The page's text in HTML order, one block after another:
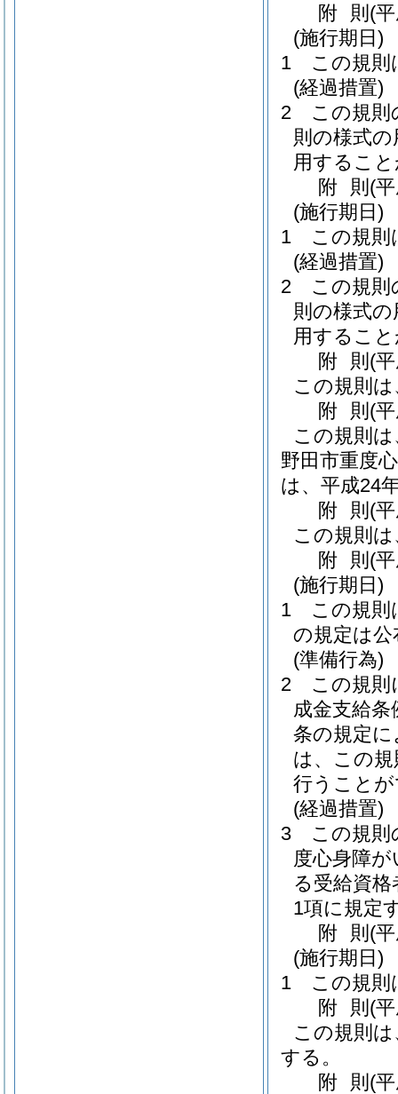
附 則 (
(施行期日)
1
この規則
(経過措置)
2
この規則
則の様式
用するこ
附 則 (
(施行期日)
1
この規則
(経過措置)
2
この規則
則の様式
用するこ
附 則 (
この規則
附 則 (
この規則
野田市重度
は、平成24
附 則 (
この規則
附 則 (
(施行期日)
1
この規則
の規定は
(準備行為)
2
この規則
成金支給条
条の規定
は、この
行うこと
(経過措置)
3
この規則
度心身障
る受給資
1項に規定
附 則 (
(施行期日)
1
この規則
附 則 (
この規則
する。
附 則 (